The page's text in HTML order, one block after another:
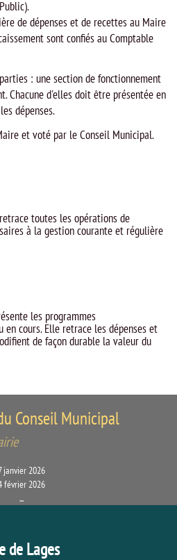
de dépenses et de recettes au Maire
sont confiés au Comptable
: une section de fonctionnement
Chacune d'elles doit être présentée en
dépenses.
et voté par le Conseil Municipal.
toutes les opérations de
à la gestion courante et régulière
les programmes
cours. Elle retrace les dépenses et
de façon durable la valeur du
Conseil Municipal
janvier 2026
février 2026
...
de Lages